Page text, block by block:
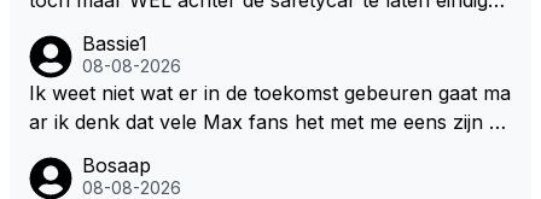
dat men vreest voor een brandstof tekort. Kennelijk
rijden de teams met tot op de liter afgemeten peut...
Bassie1
08-08-2026
Ik weet niet wat er in de toekomst gebeuren gaat ma
ar ik denk dat vele Max fans het met me eens zijn da
zijn als Alonso samen met Max ergens in een vieren
Bosaap
08-08-2026